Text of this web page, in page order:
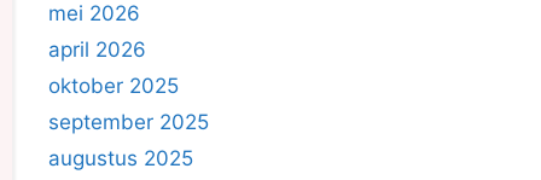
mei 2026
april 2026
oktober 2025
september 2025
augustus 2025